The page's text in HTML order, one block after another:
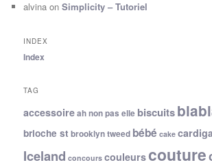
alvina onSimplicity – Tutoriel
INDEX
Index
TAG
accessoireah non pas elle biscuits
brioche st brooklyn tweed bébé cake
Iceland concours couleurscouture